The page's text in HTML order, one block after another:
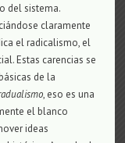
del sistema.
claramente
el radicalismo, el
Estas carencias se
de la
, eso es una
el blanco
ideas